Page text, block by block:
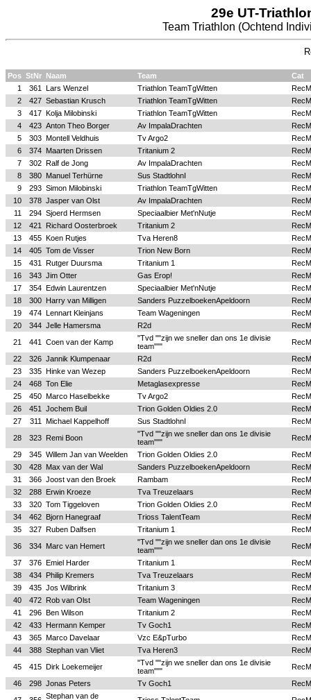
29e UT-
Team Triathlon (Ochtend
Pos StNr Naam Team
Cat
1
361 Lars Wenzel Triathlon TeamTgWitten
RecM
2
427 Sebastian Krusch Triathlon TeamTgWitten
RecM
3
417 Kolja Milobinski Triathlon TeamTgWitten
RecM
4
423 Anton Theo Borger Av ImpalaDrachten
RecM
5
303 Montell Veldhuis Tv Argo2
RecM
6
374 Maarten Drissen Tritanium 2
RecM
7
302 Ralf de Jong Av ImpalaDrachten
RecM
8
380 Manuel Terhürne Sus StadtlohnI
RecM
9
293 Simon Milobinski Triathlon TeamTgWitten
RecM
10
378 Jasper van Olst Av ImpalaDrachten
RecM
11
294 Sjoerd Hermsen Speciaalbier Met'nNutje
RecM
12
421 Richard Oosterbroek Tritanium 2
RecM
13
455 Koen Rutjes Tva Heren8
RecM
14
405 Tom de Visser Trion New Born
RecM
15
431 Rutger Duursma Tritanium 1
RecM
16
343 Jim Otter Gas Erop!
RecM
17
354 Edwin Laurentzen Speciaalbier Met'nNutje
RecM
18
300 Harry van Milligen Sanders PuzzelboekenApeldoorn
RecM
19
474 Lennart Kleinjans Team Wageningen
RecM
20
344 Jelle Hamersma R2d
RecM
21
441 Coen van der Kamp
"Tvd ""zijn we sneller dan ons 1e divisie
team"""
RecM
22
326 Jannik Klumpenaar R2d
RecM
23
335 Hinke van Wezep Sanders PuzzelboekenApeldoorn
RecM
24
468 Ton Elie Metaglasexpresse
RecM
25
450 Marco Haselbekke Tv Argo2
RecM
26
451 Jochem Buil Trion Golden Oldies 2.0
RecM
27
311 Michael Kappelhoff Sus StadtlohnI
RecM
28
323 Remi Boon
"Tvd ""zijn we sneller dan ons 1e divisie
team"""
RecM
29
345 Willem Jan van Weelden Trion Golden Oldies 2.0
RecM
30
428 Max van der Wal Sanders PuzzelboekenApeldoorn
RecM
31
366 Joost van den Broek Rambam
RecM
32
288 Erwin Kroeze Tva Treuzelaars
RecM
33
320 Tom Tiggeloven Trion Golden Oldies 2.0
RecM
34
462 Bjorn Hanegraaf Trioss TalentTeam
RecM
35
327 Ruben Dalfsen Tritanium 1
RecM
36
334 Marc van Hemert
"Tvd ""zijn we sneller dan ons 1e divisie
team"""
RecM
37
376 Emiel Harder Tritanium 1
RecM
38
434 Philip Kremers Tva Treuzelaars
RecM
39
435 Jos Wilbrink Tritanium 3
RecM
40
472 Rob van Olst Team Wageningen
RecM
41
296 Ben Wilson Tritanium 2
RecM
42
433 Hermann Kemper Tv Goch1
RecM
43
365 Marco Davelaar Vzc E&pTurbo
RecM
44
388 Stephan van Vliet Tva Heren3
RecM
45
415 Dirk Loekemeijer
"Tvd ""zijn we sneller dan ons 1e divisie
team"""
RecM
46
298 Jonas Peters Tv Goch1
RecM
Stephan van de